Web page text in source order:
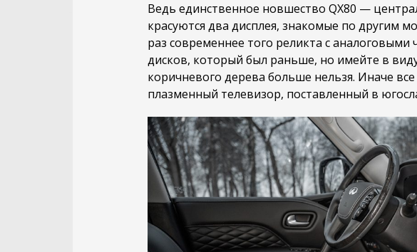
Ведь единственное новшество QX80 —
красуются два дисплея, знакомые по другим
раз современнее того реликта с
дисков, который был раньше, но имейте в
коричневого дерева больше нельзя. Иначе
плазменный телевизор, поставленный в